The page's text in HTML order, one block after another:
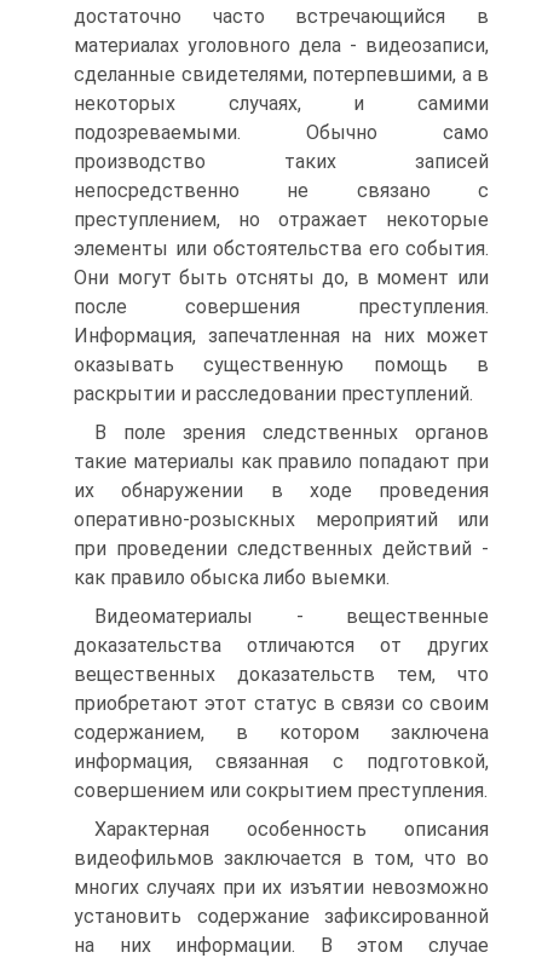
достаточно часто встречающийся в
материалах уголовного дела - видеозаписи,
сделанные свидетелями, потерпевшими, а в
некоторых случаях, и самими
подозреваемыми. Обычно само
производство таких записей
непосредственно не связано с
преступлением, но отражает некоторые
элементы или обстоятельства его события.
Они могут быть отсняты до, в момент или
после совершения преступления.
Информация, запечатленная на них может
оказывать существенную помощь в
раскрытии и расследовании преступлений.
В поле зрения следственных органов
такие материалы как правило попадают при
их обнаружении в ходе проведения
оперативно-розыскных мероприятий или
при проведении следственных действий -
как правило обыска либо выемки.
Видеоматериалы - вещественные
доказательства отличаются от других
вещественных доказательств тем, что
приобретают этот статус в связи со своим
содержанием, в котором заключена
информация, связанная с подготовкой,
совершением или сокрытием преступления.
Характерная особенность описания
видеофильмов заключается в том, что во
многих случаях при их изъятии невозможно
установить содержание зафиксированной
на них информации. В этом случае